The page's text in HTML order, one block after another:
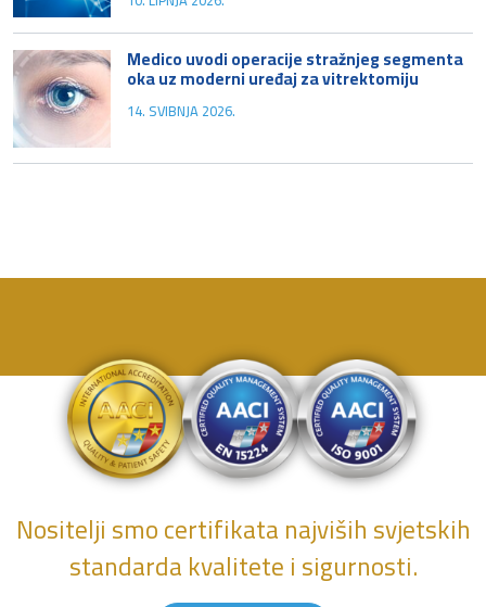
Medico uvodi operacije stražnjeg segmenta
oka uz moderni uređaj za vitrektomiju
14. SVIBNJA 2026.
Nositelji smo certifikata najviših svjetskih
standarda kvalitete i sigurnosti.